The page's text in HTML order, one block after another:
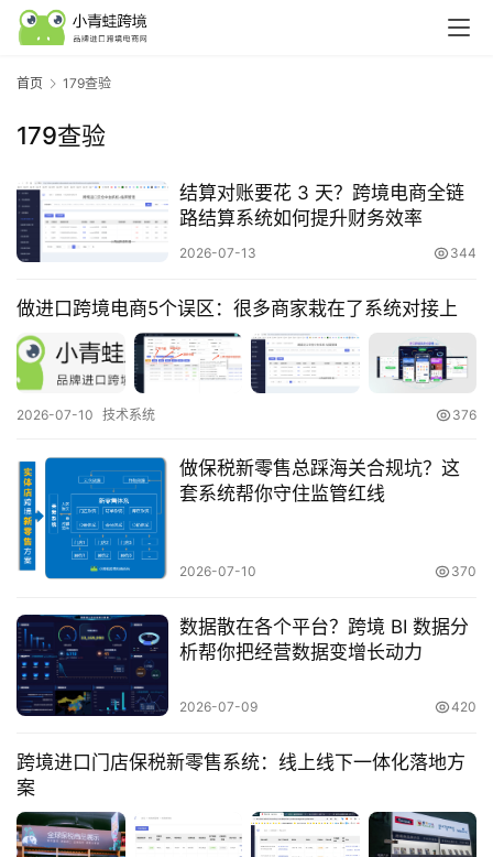
业
认
运
营
操
跨
医
药
首页 179查验
179查验
结算对账要花 3 天？跨境电商全链
路结算系统如何提升财务效率
2026-07-13 344
做进口跨境电商5个误区：很多商家栽在了系统对接上
2026-07-10 技术系统 376
做保税新零售总踩海关合规坑？这
套系统帮你守住监管红线
2026-07-10 370
数据散在各个平台？跨境 BI 数据分
析帮你把经营数据变增长动力
2026-07-09 420
跨境进口门店保税新零售系统：线上线下一体化落地方
案